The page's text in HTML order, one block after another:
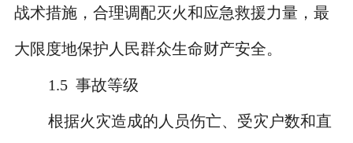
战术措施，合理调配灭火和应急救援力量，最
大限度地保护人民群众生命财产安全。
1.5 事故等级
根据火灾造成的人员伤亡、受灾户数和直